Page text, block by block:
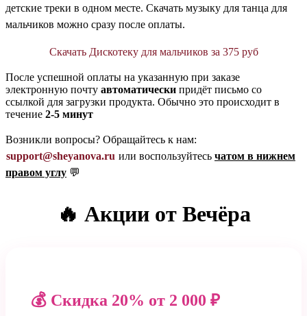
детские треки в одном месте. Скачать музыку для танца для
мальчиков можно сразу после оплаты.
Скачать Дискотеку для мальчиков за 375 руб
После успешной оплаты на указанную при заказе
электронную почту автоматически придёт письмо со
ссылкой для загрузки продукта. Обычно это происходит в
течение 2-5 минут
Возникли вопросы? Обращайтесь к нам:
support@sheyanova.ru или воспользуйтесь чатом в нижнем
правом углу 💬
🔥 Акции от Вечёра
💰 Скидка 20% от 2 000 ₽